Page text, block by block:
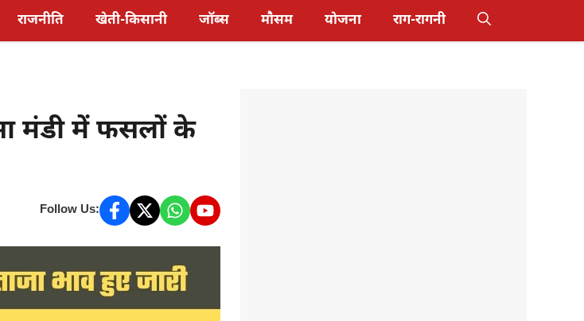
राजनीति खेती-किसानी जॉब्स मौसम योजना राग-रागनी
मंडी में फसलों के
Follow Us: